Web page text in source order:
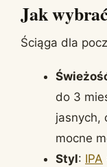
Jak
Ściąga dla
do 3
jasnych,
mocne
Styl: IPA